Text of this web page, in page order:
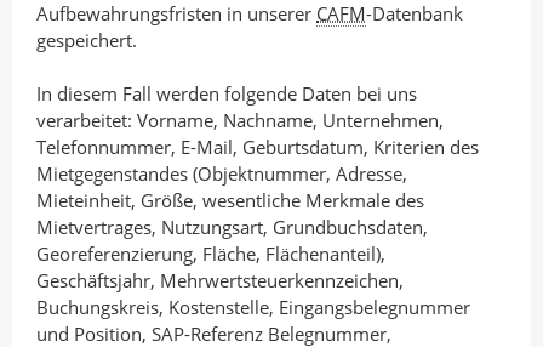
Aufbewahrungsfristen in unserer CAFM-Datenbank
gespeichert.
In diesem Fall werden folgende Daten bei uns
verarbeitet: Vorname, Nachname, Unternehmen,
Telefonnummer, E-Mail, Geburtsdatum, Kriterien des
Mietgegenstandes (Objektnummer, Adresse,
Mieteinheit, Größe, wesentliche Merkmale des
Mietvertrages, Nutzungsart, Grundbuchsdaten,
Georeferenzierung, Fläche, Flächenanteil),
Geschäftsjahr, Mehrwertsteuerkennzeichen,
Buchungskreis, Kostenstelle, Eingangsbelegnummer
und Position, SAP-Referenz Belegnummer,